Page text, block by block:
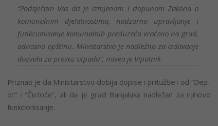
“Podsjećam Vas da je izmjenom i dopunom Zakona o
komunalnim djelatnostima, nadzorno upravljanje i
funkcionisanje komunalnih preduzeća vraćeno na grad,
odnosno opštinu. Ministarstvo je nadležno za izdavanje
dozvola za prevoz otpada”, naveo je Vipotnik.
Priznao je da Ministarstvo dobija dopise i pritužbe i od “Dep-
ot” i “Čistoće”, ali da je grad Banjaluka nadležan za njihovo
funkcionisanje.